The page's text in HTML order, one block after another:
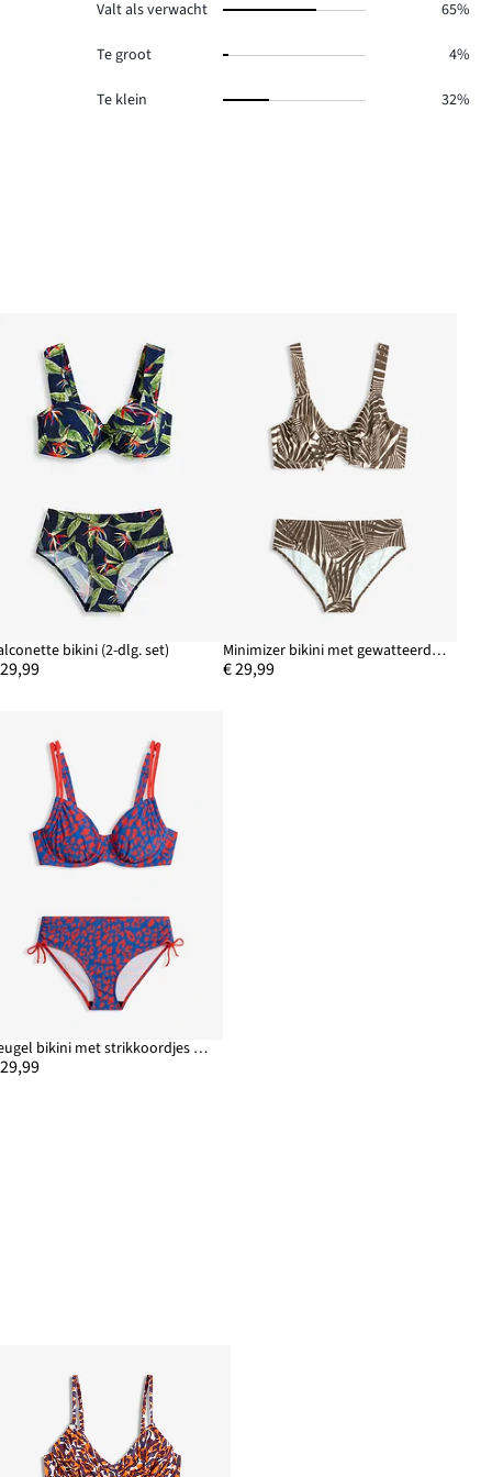
Valt als verwacht 65%
Te groot 4%
Te klein 32%
bikini (2-dlg. set) Minimizer bikini met gewatteerde bandjes (2-dlg. set)
€ 29,99
Beugel bikini met strikkoordjes (2-dlg. set)